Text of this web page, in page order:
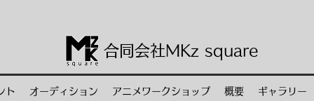
合同会社M Kz square
ト オーディション アニメワークショップ 概要 ギャラリー